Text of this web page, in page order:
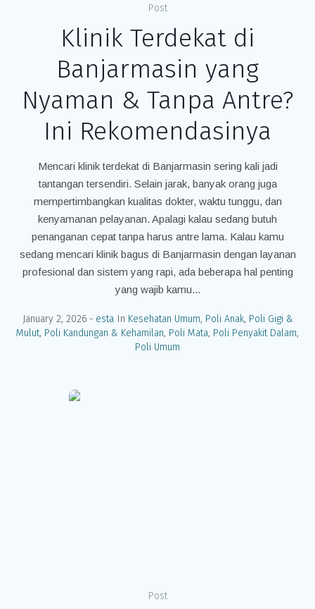
Post
Klinik Terdekat di
Banjarmasin yang
Nyaman & Tanpa Antre?
Ini Rekomendasinya
Mencari klinik terdekat di Banjarmasin sering kali jadi
tantangan tersendiri. Selain jarak, banyak orang juga
mempertimbangkan kualitas dokter, waktu tunggu, dan
kenyamanan pelayanan. Apalagi kalau sedang butuh
penanganan cepat tanpa harus antre lama. Kalau kamu
sedang mencari klinik bagus di Banjarmasin dengan layanan
profesional dan sistem yang rapi, ada beberapa hal penting
yang wajib kamu...
January 2, 2026 esta In Kesehatan Umum, Poli Anak, Poli Gigi &
Mulut, Poli Kandungan & Kehamilan, Poli Mata, Poli Penyakit Dalam,
Poli Umum
Post